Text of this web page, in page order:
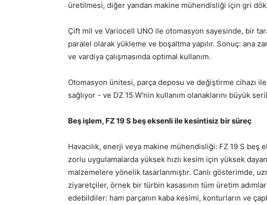
üretilmesi, diğer yandan makine mühendisliği için gri
Çift mil ve Variocell UNO ile otomasyon sayesinde, bir
paralel olarak yükleme ve boşaltma yapılır. Sonuç: ana
ve vardiya çalışmasında optimal kullanım.
Otomasyon ünitesi, parça deposu ve değiştirme cihazı
sağlıyor - ve DZ 15 W'nin kullanım olanaklarını büyük
Beş işlem, FZ 19 S beş eksenli ile kesintisiz bir süreç
Havacılık, enerji veya makine mühendisliği: FZ 19 S beş
zorlu uygulamalarda yüksek hızlı kesim için yüksek
malzemelere yönelik tasarlanmıştır. Canlı gösterimde,
ziyaretçiler, örnek bir türbin kasasının tüm üretim
edebildiler: ham parçanın kaba kesimi, konturların ve